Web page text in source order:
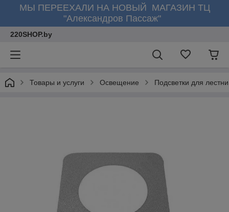
МЫ ПЕРЕЕХАЛИ НА НОВЫЙ МАГАЗИН ТЦ
"Александров Пассаж"
220SHOP.by
Товары и услуги Освещение Подсветки для